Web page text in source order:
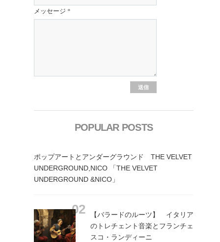
メッセージ *
POPULAR POSTS
ポップアートとアンダーグラウンド THE VELVET
UNDERGROUND,NICO 「THE VELVET
UNDERGROUND &NICO」
【バラードのルーツ】 イタリア
のトレチェント音楽とフランチェ
スコ・ランディーニ